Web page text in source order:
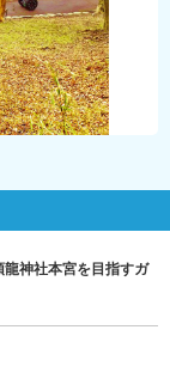
神社本宮を目指すガ